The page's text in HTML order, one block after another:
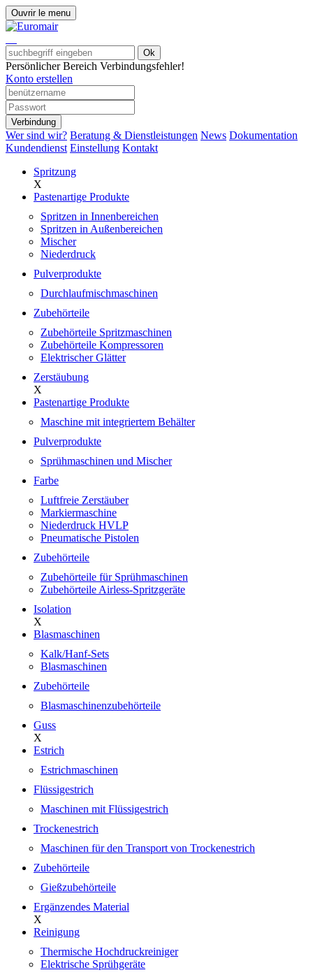
Ouvrir le menu
Ok
Persönlicher Bereich Verbindungsfehler!
Konto erstellen
Verbindung
Wer sind wir? Beratung & Dienstleistungen News Dokumentation
Kundendienst Einstellung Kontakt
Spritzung
X
Pastenartige Produkte
Spritzen in Innenbereichen
Spritzen in Außenbereichen
Mischer
Niederdruck
Pulverprodukte
Durchlaufmischmaschinen
Zubehörteile
Zubehörteile Spritzmaschinen
Zubehörteile Kompressoren
Elektrischer Glätter
Zerstäubung
X
Pastenartige Produkte
Maschine mit integriertem Behälter
Pulverprodukte
Sprühmaschinen und Mischer
Farbe
Luftfreie Zerstäuber
Markiermaschine
Niederdruck HVLP
Pneumatische Pistolen
Zubehörteile
Zubehörteile für Sprühmaschinen
Zubehörteile Airless-Spritzgeräte
Isolation
X
Blasmaschinen
Kalk/Hanf-Sets
Blasmaschinen
Zubehörteile
Blasmaschinenzubehörteile
Guss
X
Estrich
Estrichmaschinen
Flüssigestrich
Maschinen mit Flüssigestrich
Trockenestrich
Maschinen für den Transport von Trockenestrich
Zubehörteile
Gießzubehörteile
Ergänzendes Material
X
Reinigung
Thermische Hochdruckreiniger
Elektrische Sprühgeräte